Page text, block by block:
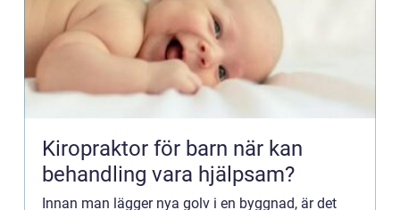
Kiropraktor för barn när kan
behandling vara hjälpsam?
Innan man lägger nya golv i en byggnad, är det